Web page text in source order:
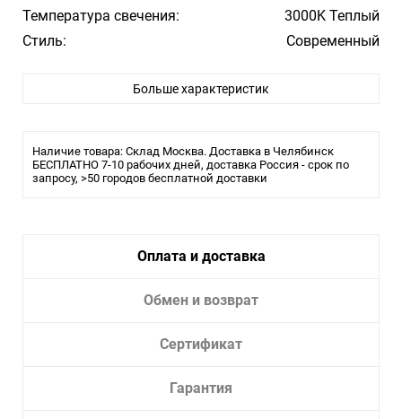
Температура свечения:
3000K Теплый
Стиль:
Современный
Лампочки в комплекте:Больше характеристик
Наличие товара: Склад Москва. Доставка в Челябинск
БЕСПЛАТНО 7-10 рабочих дней, доставка Россия - срок по
запросу, >50 городов бесплатной доставки
Оплата и доставка
Обмен и возврат
Сертификат
Гарантия